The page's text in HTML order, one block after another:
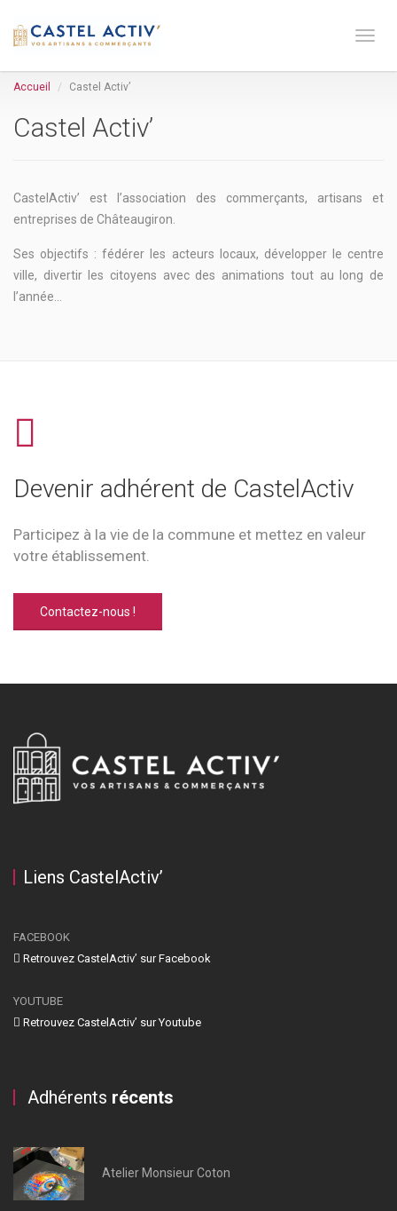
Toge
Accueil Castel Activ’
Castel Activ’
CastelActiv’ est l’association des commerçants, artisans et
entreprises de Châteaugiron.
Ses objectifs : fédérer les acteurs locaux, développer le centre
ville, divertir les citoyens avec des animations tout au long de
l’année…
Devenir adhérent de CastelActiv
Participez à la vie de la commune et mettez en valeur
votre établissement.
Contactez-nous !
Liens CastelActiv’
FACEBOOK
Retrouvez CastelActiv’ sur Facebook
YOUTUBE
Retrouvez CastelActiv’ sur Youtube
Adhérents récents
Atelier Monsieur Coton